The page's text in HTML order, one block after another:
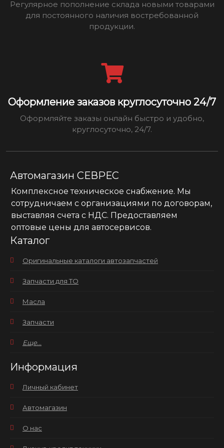
Регулярное пополнение склада новыми товарами
для постоянного наличия востребованной
продукции.
Оформление заказов круглосуточно 24/7
Оформляйте заказы онлайн быстро и удобно,
круглосуточно, 24/7.
Автомагазин СЕВРЕС
Комплексное техническое снабжение. Мы
сотрудничаем с организациями по договорам,
выставляя счета с НДС. Предоставляем
оптовые цены для автосервисов.
Каталог
Оригинальные каталоги автозапчастей
Запчасти для ТО
Масла
Запчасти
Еще...
Информация
Личный кабинет
Автомагазин
О нас